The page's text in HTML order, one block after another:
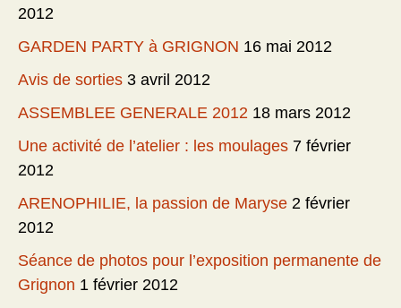
2012
GARDEN PARTY à GRIGNON 16 mai 2012
Avis de sorties 3 avril 2012
ASSEMBLEE GENERALE 2012 18 mars 2012
Une activité de l’atelier : les moulages 7 février
2012
ARENOPHILIE, la passion de Maryse 2 février
2012
Séance de photos pour l’exposition permanente de
Grignon 1 février 2012